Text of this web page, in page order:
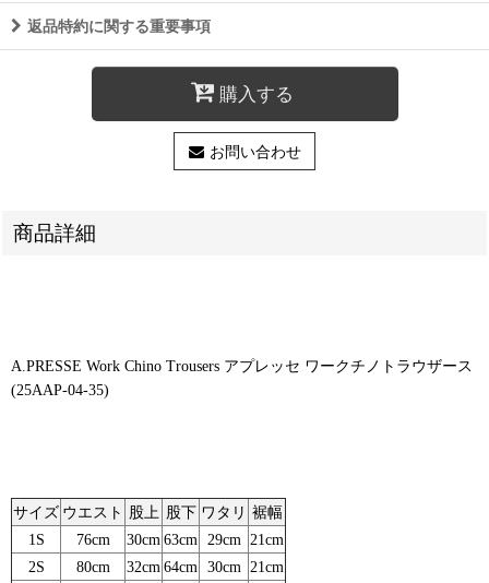
返品特約に関する重要事項
購入する
お問い合わせ
商品詳細
A.PRESSE Work Chino Trousers アプレッセ ワークチノトラウザース
(25AAP-04-35)
サイズ ウエスト 股上 股下 ワタリ 裾幅
1S
76cm 30cm 63cm 29cm
21cm
2S
80cm 32cm 64cm 30cm
21cm